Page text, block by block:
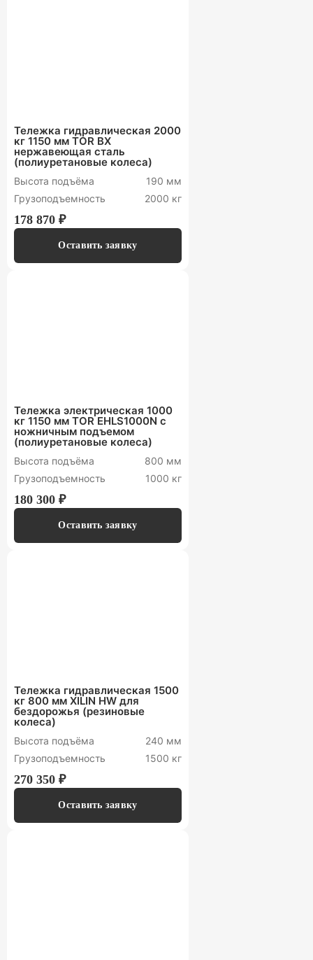
Тележка гидравлическая 2000
кг 1150 мм TOR BX
нержавеющая сталь
(полиуретановые колеса)
Высота подъёма
190 мм
Грузоподъемность
2000 кг
178 870 ₽
Оставить заявку
Тележка электрическая 1000
кг 1150 мм TOR EHLS1000N с
ножничным подъемом
(полиуретановые колеса)
Высота подъёма
800 мм
Грузоподъемность
1000 кг
180 300 ₽
Оставить заявку
Тележка гидравлическая 1500
кг 800 мм XILIN HW для
бездорожья (резиновые
колеса)
Высота подъёма
240 мм
Грузоподъемность
1500 кг
270 350 ₽
Оставить заявку